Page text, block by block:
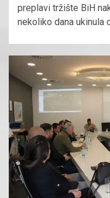
preplavi tržište BiH
nekoliko dana ukinula